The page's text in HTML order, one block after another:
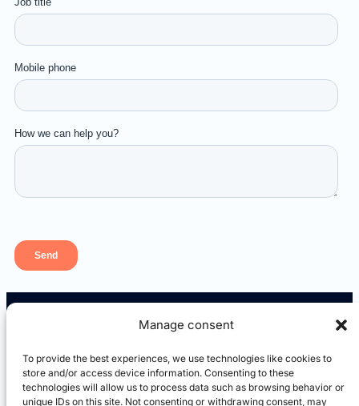
Manage consent
To provide the best experiences, we use technologies like cookies to
store and/or access device information. Consenting to these
technologies will allow us to process data such as browsing behavior or
unique IDs on this site. Not consenting or withdrawing consent, may